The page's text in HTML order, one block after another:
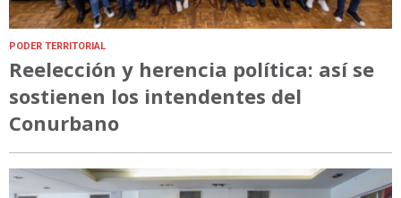
PODER TERRITORIAL
Reelección y herencia política: así se
sostienen los intendentes del
Conurbano